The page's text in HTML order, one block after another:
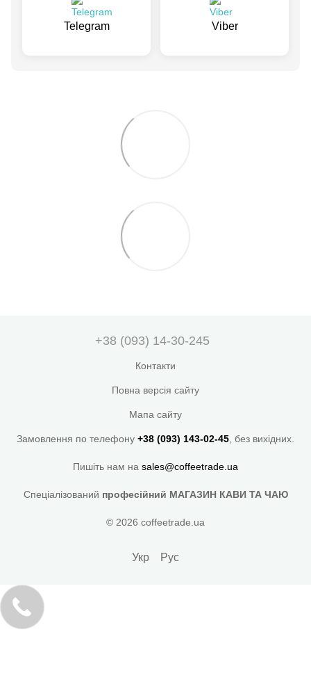
Telegram Viber
+38 (093) 14-30-245
Контакти
Повна версія сайту
Мапа сайту
Замовлення по телефону +38 (093) 143-02-45 , без вихідних.
Пишіть нам на sales@coffeetrade.ua
Спеціалізований професійний МАГАЗИН КАВИ ТА ЧАЮ
© 2026 coffeetrade.ua
Укр Рус